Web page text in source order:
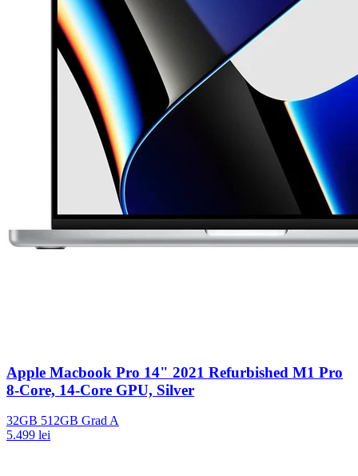
Apple Macbook Pro 14" 2021 Refurbished M1 Pro
8-Core, 14-Core GPU, Silver
32GB 512GB Grad A
5.499 lei